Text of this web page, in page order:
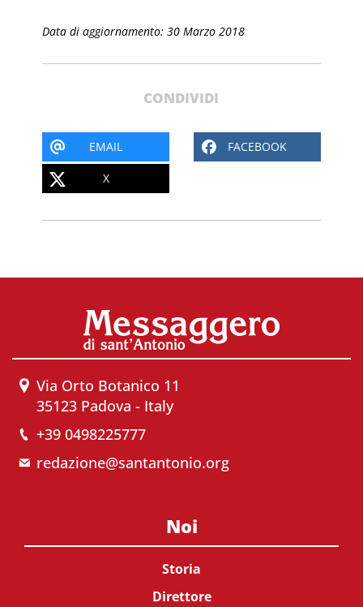
Data di aggiornamento: 30 Marzo 2018
CONDIVIDI
EMAIL FACEBOOK
X
Via Orto Botanico 11
35123 Padova - Italy
+39 0498225777
redazione@santantonio.org
Noi
Storia
Direttore